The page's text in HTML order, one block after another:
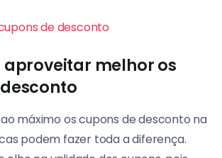
de desconto
aproveitar melhor os
máximo os cupons de desconto na
podem fazer toda a diferença.